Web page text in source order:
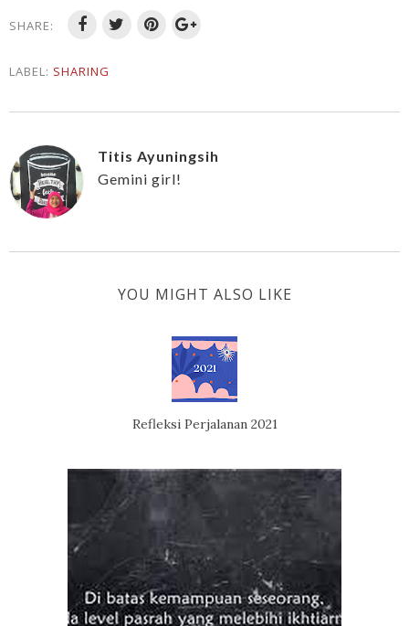
SHARE:
LABEL: SHARING
Titis Ayuningsih
Gemini girl!
YOU MIGHT ALSO LIKE
Refleksi Perjalanan 2021